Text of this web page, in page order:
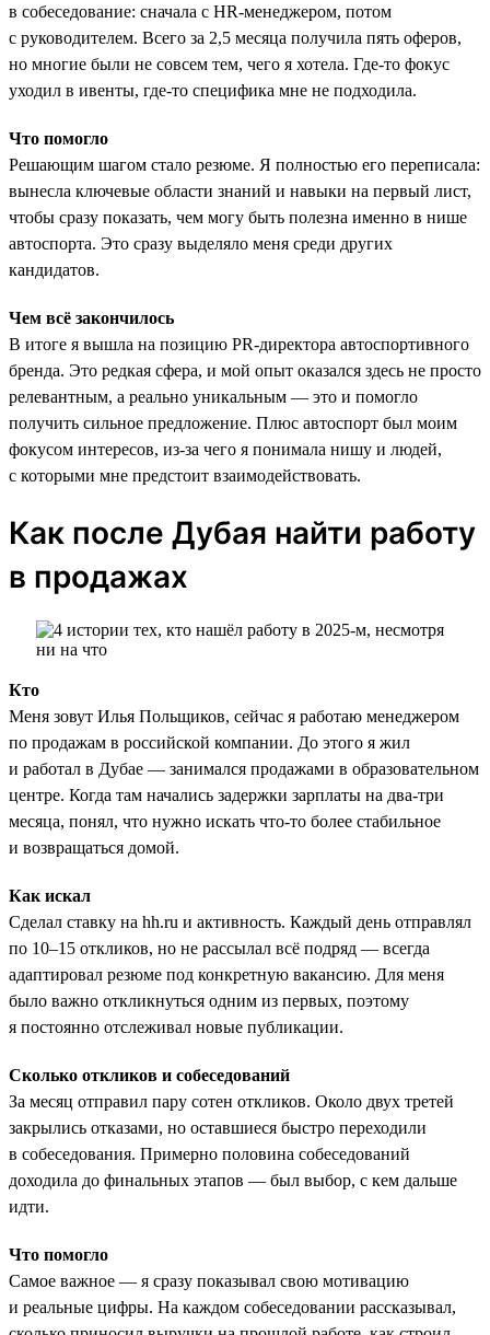
в собеседование: сначала с HR-менеджером, потом
с руководителем. Всего за 2,5 месяца получила пять оферов,
но многие были не совсем тем, чего я хотела. Где-то фокус
уходил в ивенты, где-то специфика мне не подходила.
Что помогло
Решающим шагом стало резюме. Я полностью его переписала:
вынесла ключевые области знаний и навыки на первый лист,
чтобы сразу показать, чем могу быть полезна именно в нише
автоспорта. Это сразу выделяло меня среди других
кандидатов.
Чем всё закончилось
В итоге я вышла на позицию PR-директора автоспортивного
бренда. Это редкая сфера, и мой опыт оказался здесь не просто
релевантным, а реально уникальным — это и помогло
получить сильное предложение. Плюс автоспорт был моим
фокусом интересов, из-за чего я понимала нишу и людей,
с которыми мне предстоит взаимодействовать.
Как после Дубая найти работу
в продажах
Кто
Меня зовут Илья Польщиков, сейчас я работаю менеджером
по продажам в российской компании. До этого я жил
и работал в Дубае — занимался продажами в образовательном
центре. Когда там начались задержки зарплаты на два-три
месяца, понял, что нужно искать что-то более стабильное
и возвращаться домой.
Как искал
Сделал ставку на hh.ru и активность. Каждый день отправлял
по 10–15 откликов, но не рассылал всё подряд — всегда
адаптировал резюме под конкретную вакансию. Для меня
было важно откликнуться одним из первых, поэтому
я постоянно отслеживал новые публикации.
Сколько откликов и собеседований
За месяц отправил пару сотен откликов. Около двух третей
закрылись отказами, но оставшиеся быстро переходили
в собеседования. Примерно половина собеседований
доходила до финальных этапов — был выбор, с кем дальше
идти.
Что помогло
Самое важное — я сразу показывал свою мотивацию
и реальные цифры. На каждом собеседовании рассказывал,